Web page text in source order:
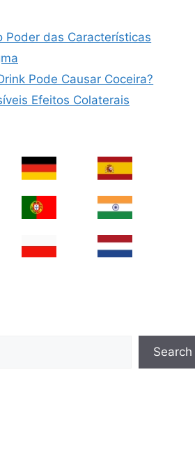
Poder das Características
Pode Causar Coceira?
Efeitos Colaterais
Search